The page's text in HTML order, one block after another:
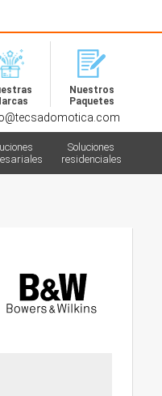
Nuestros
Paquetes
Soluciones
residenciales